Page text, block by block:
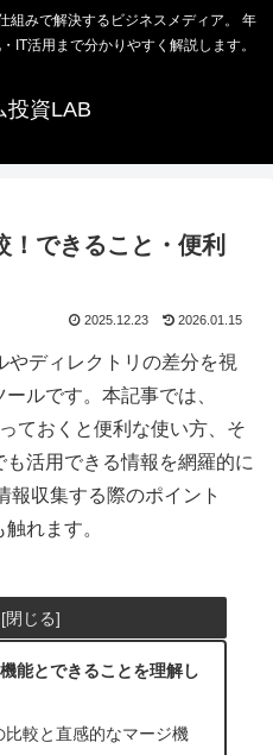
組みで解決するビジネスメディア。 年
IT活用まで分かりやすく解説します。
投資LAB
できること・便利
2025.12.23 2026.01.15
やディレクトリの差分を視
ルです。本記事では、
ておくと便利な使い方、そ
活用できる情報を網羅的に
報収集する際のポイント
れます。
能とできることを理解し
較と直感的なマージ機